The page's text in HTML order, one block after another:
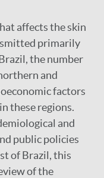
affects the skin
primarily
the number
and
factors
these regions.
and
public policies
of Brazil, this
of the